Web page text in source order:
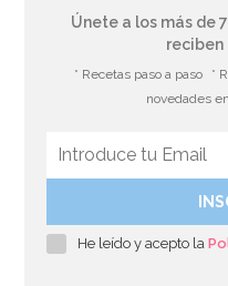
Únete a los más de
reciben
* Recetas paso a paso *
novedades
He leído y acepto la